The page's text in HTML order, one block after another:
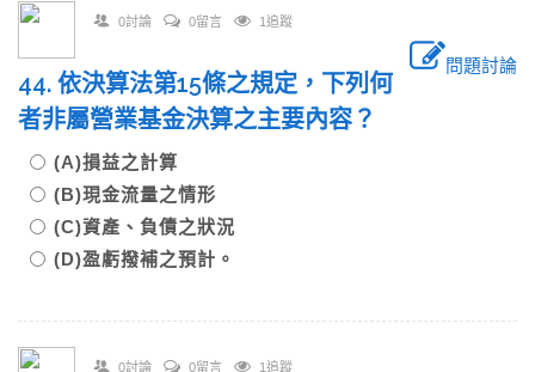
0討論 0留言 1追蹤
問題討論
44. 依決算法第15條之規定，下列何
者非屬營業基金決算之主要內容？
(A)損益之計算
(B)現金流量之情形
(C)資產、負債之狀況
(D)盈虧撥補之預計。
0討論 0留言 1追蹤